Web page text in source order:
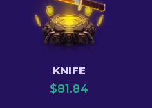
KNIFE
$81.84